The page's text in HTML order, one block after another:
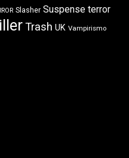
Slasher Suspense terror
Trash UK Vampirismo